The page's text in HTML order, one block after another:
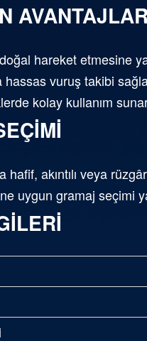
AVANTAJLAR
hareket etmesine
hassas vuruş takibi
kolay kullanım
hafif, akıntılı veya
uygun gramaj seçimi